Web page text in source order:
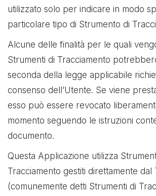
utilizzato solo per indicare in modo
particolare tipo di Strumento di
Alcune delle finalità per le quali
Strumenti di Tracciamento
seconda della legge applicabile
consenso dell’Utente. Se viene
esso può essere revocato
momento seguendo le istruzioni
documento.
Questa Applicazione utilizza
Tracciamento gestiti direttamente dal
(comunemente detti Strumenti di